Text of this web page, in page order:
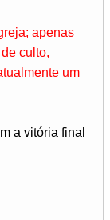
apenas
culto,
um
a vitória final